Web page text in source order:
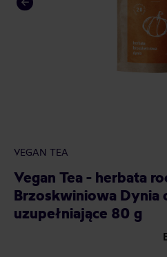
VEGAN TEA
Vegan Tea - herbata
Brzoskwiniowa Dynia
uzupełniające 80 g